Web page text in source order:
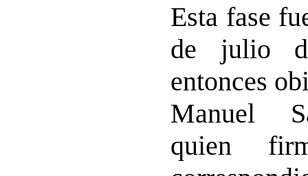
Esta fase
de julio
entonces
Manuel
quien